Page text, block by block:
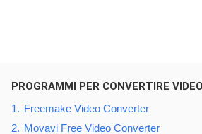
PROGRAMMI PER CONVERTIRE
1. Freemake Video Converter
2. Movavi Free Video Converter